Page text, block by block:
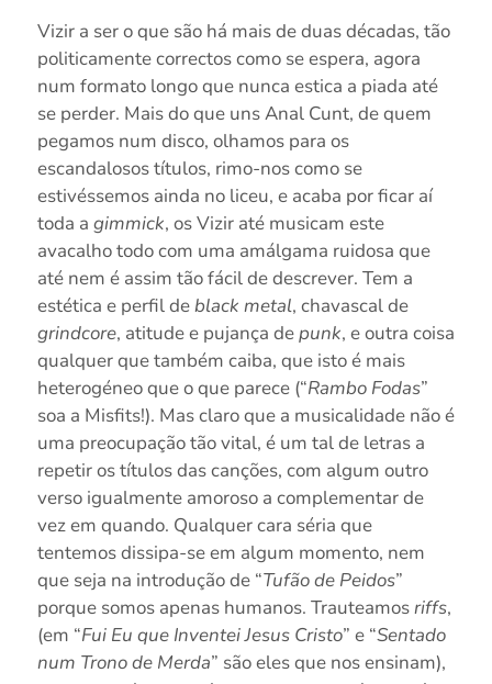
Vizir a ser o que são há mais de duas décadas, tão
politicamente correctos como se espera, agora
num formato longo que nunca estica a piada até
se perder. Mais do que uns Anal Cunt, de quem
pegamos num disco, olhamos para os
escandalosos títulos, rimo-nos como se
estivéssemos ainda no liceu, e acaba por ficar aí
toda a gimmick, os Vizir até musicam este
avacalho todo com uma amálgama ruidosa que
até nem é assim tão fácil de descrever. Tem a
estética e perfil deblack metal, chavascal de
grindcore, atitude e pujança depunk, e outra coisa
qualquer que também caiba, que isto é mais
heterogéneo que o que parece (“Rambo Fodas”
soa a Misfits!). Mas claro que a musicalidade não é
uma preocupação tão vital, é um tal de letras a
repetir os títulos das canções, com algum outro
verso igualmente amoroso a complementar de
vez em quando. Qualquer cara séria que
tentemos dissipa-se em algum momento, nem
que seja na introdução de “Tufão de Peidos”
porque somos apenas humanos. Trauteamosriffs,
(em “Fui Eu que Inventei Jesus Cristo” e “Sentado
num Trono de Merda” são eles que nos ensinam),